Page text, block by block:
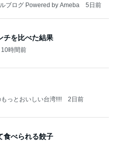
ブログ Powered by Ameba 5日前
チを比べた結果
10時間前
っとおいしい台湾!!!! 2日前
食べられる餃子